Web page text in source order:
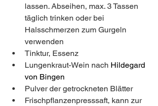
lassen. Abseihen, max. 3 Tassen
täglich trinken oder bei
Halsschmerzen zum Gurgeln
verwenden
Tinktur, Essenz
Lungenkraut-Wein nach Hildegard
von Bingen
Pulver der getrockneten Blätter
Frischpflanzenpresssaft, kann zur